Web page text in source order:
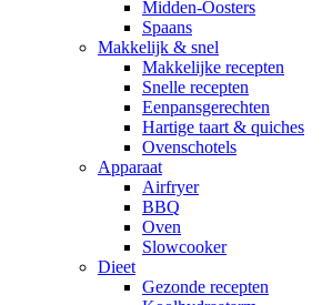
Midden-Oosters
Spaans
Makkelijk & snel
Makkelijke recepten
Snelle recepten
Eenpansgerechten
Hartige taart & quiches
Ovenschotels
Apparaat
Airfryer
BBQ
Oven
Slowcooker
Dieet
Gezonde recepten